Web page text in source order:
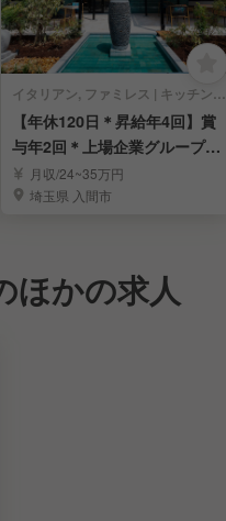
イタリアン, ファミレス | キッチンスタッフ
【年休120日＊昇給年4回】賞
与年2回＊上場企業グループで
料理長を募集
月収/24~35万円
埼玉県 入間市
ほかの求人